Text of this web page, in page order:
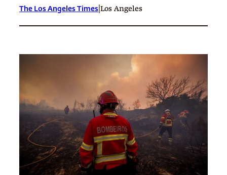
The Los Angeles Times Los Angeles